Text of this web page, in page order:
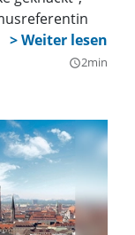
neuesten
query_builder2min